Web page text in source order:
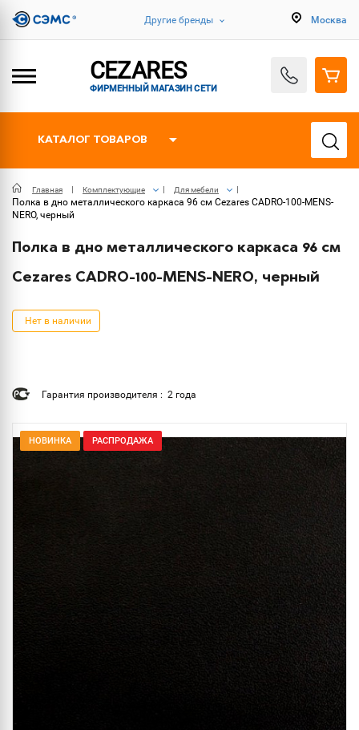
Другие бренды Москва
CEZARES
ФИРМЕННЫЙ МАГАЗИН СЕТИ
КАТАЛОГ ТОВАРОВ
Главная Комплектующие Для мебели
Полка в дно металлического каркаса 96 см Cezares CADRO-100-MENS-
NERO, черный
Полка в дно металлического каркаса 96 см
Cezares CADRO-100-MENS-NERO, черный
Нет в наличии
Гарантия производителя : 2 года
НОВИНКА РАСПРОДАЖА